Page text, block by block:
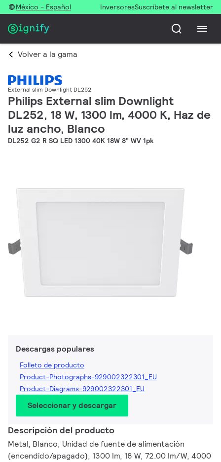
México - Español InversoresSuscríbete al newsletter
Volver a la gama
External slim Downlight DL252
Philips External slim Downlight
DL252, 18 W, 1300 lm, 4000 K, Haz de
luz ancho, Blanco
DL252 G2 R SQ LED 1300 40K 18W 8" WV 1pk
Descargas populares
Folleto de producto
Product-Photographs-929002322301_EU
Product-Diagrams-929002322301_EU
Seleccionar y descargar
Descripción del producto
Metal, Blanco, Unidad de fuente de alimentación
(encendido/apagado), 1300 lm, 18 W, 72.00 lm/W, 4000